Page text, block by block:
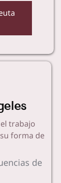
trabajo
forma de
de